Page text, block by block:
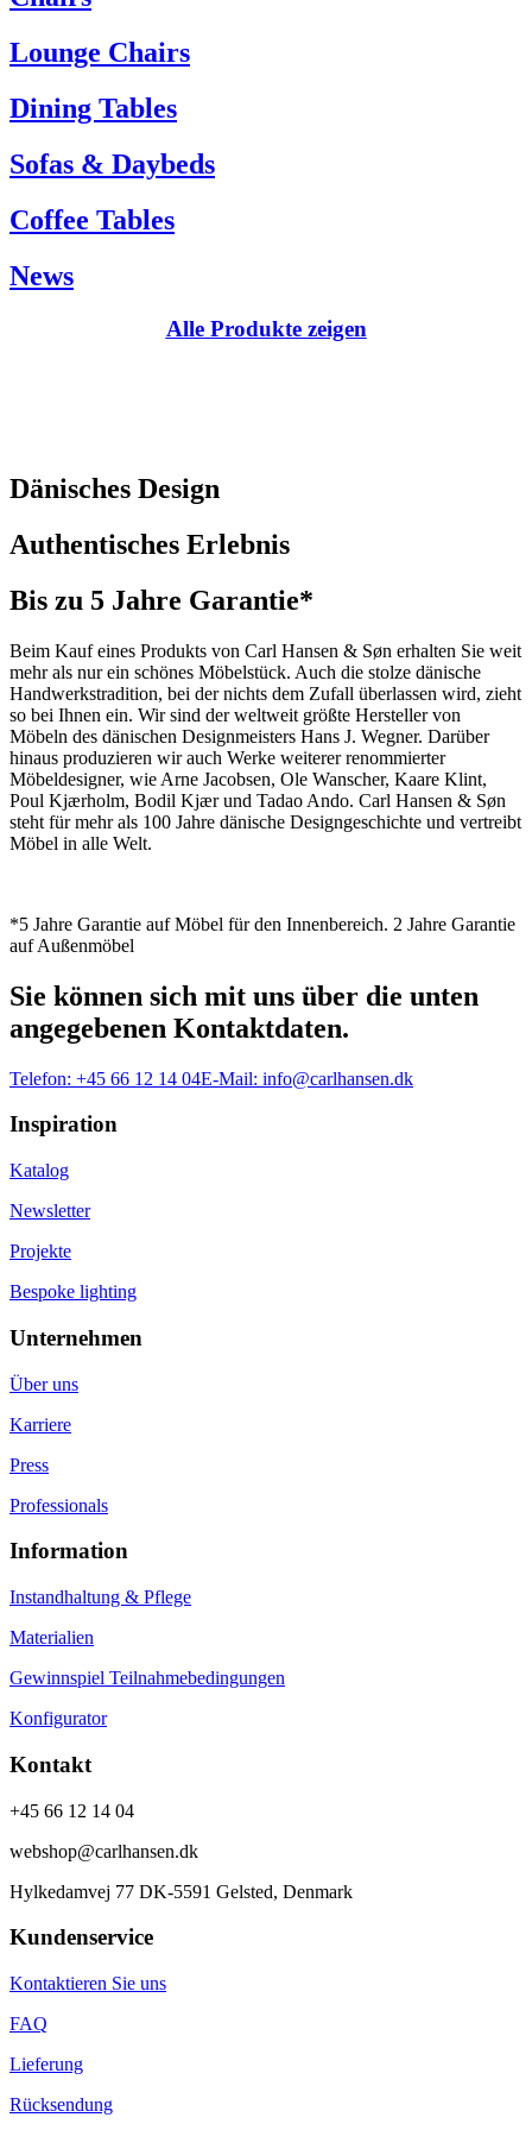
Kundenservice:
Tel.: +45 66 12 14 04
info@carlhansen.dk
Lounge Chairs
Dining Tables
Sofas & Daybeds
Coffee Tables
News
Alle Produkte zeigen
Dänisches Design
Authentisches Erlebnis
Bis zu 5 Jahre Garantie*
Beim Kauf eines Produkts von Carl Hansen & Søn erhalten Sie weit
mehr als nur ein schönes Möbelstück. Auch die stolze dänische
Handwerkstradition, bei der nichts dem Zufall überlassen wird, zieht
so bei Ihnen ein. Wir sind der weltweit größte Hersteller von
Möbeln des dänischen Designmeisters Hans J. Wegner. Darüber
hinaus produzieren wir auch Werke weiterer renommierter
Möbeldesigner, wie Arne Jacobsen, Ole Wanscher, Kaare Klint,
Poul Kjærholm, Bodil Kjær und Tadao Ando. Carl Hansen & Søn
steht für mehr als 100 Jahre dänische Designgeschichte und vertreibt
Möbel in alle Welt.
*5 Jahre Garantie auf Möbel für den Innenbereich. 2 Jahre Garantie
auf Außenmöbel
Sie können sich mit uns über die unten
angegebenen Kontaktdaten.
Telefon: +45 66 12 14 04E-Mail: info@carlhansen.dk
Inspiration
Katalog
Newsletter
Projekte
Bespoke lighting
Unternehmen
Über uns
Karriere
Press
Professionals
Information
Instandhaltung & Pflege
Materialien
Gewinnspiel Teilnahmebedingungen
Konfigurator
Kontakt
+45 66 12 14 04
webshop@carlhansen.dk
Hylkedamvej 77 DK-5591 Gelsted, Denmark
Kundenservice
Kontaktieren Sie uns
FAQ
Lieferung
Rücksendung